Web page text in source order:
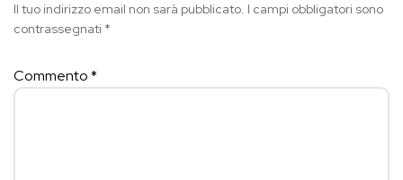
Il tuo indirizzo email non sarà pubblicato. I campi obbligatori sono
contrassegnati *
Commento*